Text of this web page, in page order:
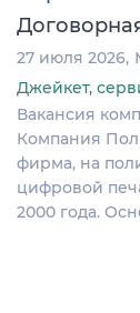
27 июля 2026
Джейкет,
Вакансия
Компания
фирма, на
цифровой
2000 года.